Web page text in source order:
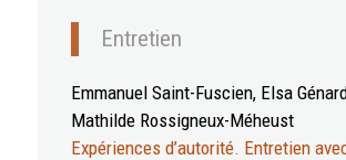
Entretien
Emmanuel Saint-Fuscien, Elsa
Mathilde Rossigneux-Méheust
Expériences d’autorité. Entretien